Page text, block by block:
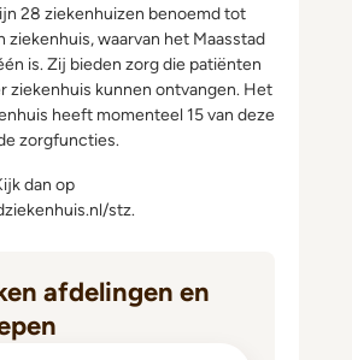
28 ziekenhuizen benoemd tot
ziekenhuis, waarvan het Maasstad
is. Zij bieden zorg die patiënten
ziekenhuis kunnen ontvangen. Het
heeft momenteel 15 van deze
zorgfuncties.
dan op
stz.
afdelingen en